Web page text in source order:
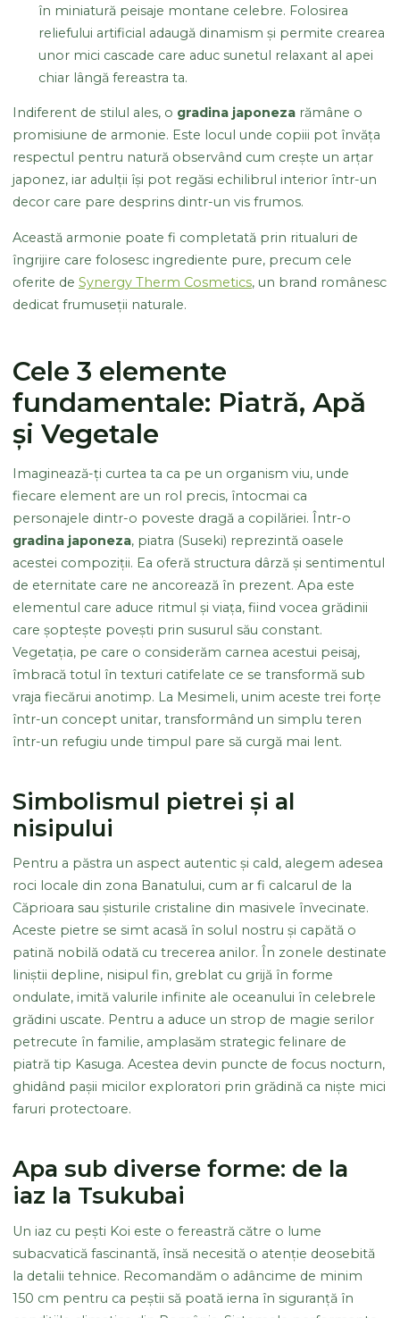
în miniatură peisaje montane celebre. Folosirea
reliefului artificial adaugă dinamism și permite crearea
unor mici cascade care aduc sunetul relaxant al apei
chiar lângă fereastra ta.
Indiferent de stilul ales, o gradina japoneza rămâne o
promisiune de armonie. Este locul unde copiii pot învăța
respectul pentru natură observând cum crește un arțar
japonez, iar adulții își pot regăsi echilibrul interior într-un
decor care pare desprins dintr-un vis frumos.
Această armonie poate fi completată prin ritualuri de
îngrijire care folosesc ingrediente pure, precum cele
oferite deSynergy Therm Cosmetics, un brand românesc
dedicat frumuseții naturale.
Cele 3 elemente
fundamentale: Piatră, Apă
și Vegetale
Imaginează-ți curtea ta ca pe un organism viu, unde
fiecare element are un rol precis, întocmai ca
personajele dintr-o poveste dragă a copilăriei. Într-o
gradina japoneza, piatra (Suseki) reprezintă oasele
acestei compoziții. Ea oferă structura dârză și sentimentul
de eternitate care ne ancorează în prezent. Apa este
elementul care aduce ritmul și viața, fiind vocea grădinii
care șoptește povești prin susurul său constant.
Vegetația, pe care o considerăm carnea acestui peisaj,
îmbracă totul în texturi catifelate ce se transformă sub
vraja fiecărui anotimp. La Mesimeli, unim aceste trei forțe
într-un concept unitar, transformând un simplu teren
într-un refugiu unde timpul pare să curgă mai lent.
Simbolismul pietrei și al
nisipului
Pentru a păstra un aspect autentic și cald, alegem adesea
roci locale din zona Banatului, cum ar fi calcarul de la
Căprioara sau șisturile cristaline din masivele învecinate.
Aceste pietre se simt acasă în solul nostru și capătă o
patină nobilă odată cu trecerea anilor. În zonele destinate
liniștii depline, nisipul fin, greblat cu grijă în forme
ondulate, imită valurile infinite ale oceanului în celebrele
grădini uscate. Pentru a aduce un strop de magie serilor
petrecute în familie, amplasăm strategic felinare de
piatră tip Kasuga. Acestea devin puncte de focus nocturn,
ghidând pașii micilor exploratori prin grădină ca niște mici
faruri protectoare.
Apa sub diverse forme: de la
iaz la Tsukubai
Un iaz cu pești Koi este o fereastră către o lume
subacvatică fascinantă, însă necesită o atenție deosebită
la detalii tehnice. Recomandăm o adâncime de minim
150 cm pentru ca peștii să poată ierna în siguranță în